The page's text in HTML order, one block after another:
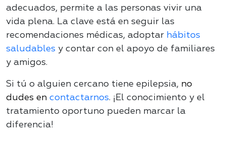
adecuados, permite a las personas vivir una
vida plena. La clave está en seguir las
recomendaciones médicas, adoptar hábitos
saludables y contar con el apoyo de familiares
y amigos.
Si tú o alguien cercano tiene epilepsia, no
dudes en contactarnos. ¡El conocimiento y el
tratamiento oportuno pueden marcar la
diferencia!